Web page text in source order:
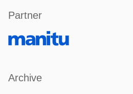
Partner
Archive